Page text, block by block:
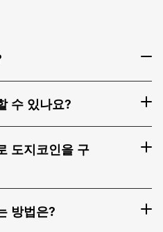
수 있나요?
도지코인을 구
방법은?